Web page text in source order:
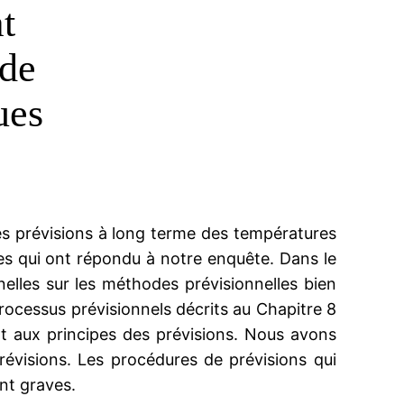
prévisions à long terme des températures
qui ont répondu à notre enquête. Dans le
sur les méthodes prévisionnelles bien
prévisionnels décrits au Chapitre 8
aux principes des prévisions. Nous avons
Les procédures de prévisions qui
graves.